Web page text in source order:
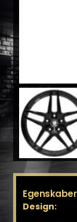
Egenskaber
Design: